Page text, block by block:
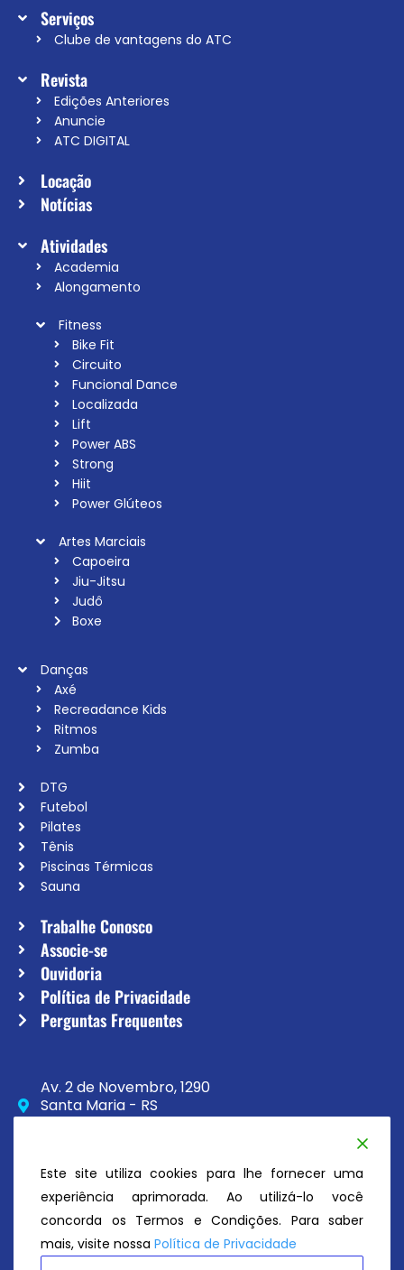
Serviços
Clube de vantagens do ATC
Revista
Edições Anteriores
Anuncie
ATC DIGITAL
Locação
Notícias
Atividades
Academia
Alongamento
Fitness
Bike Fit
Circuito
Funcional Dance
Localizada
Lift
Power ABS
Strong
Hiit
Power Glúteos
Artes Marciais
Capoeira
Jiu-Jitsu
Judô
Boxe
Danças
Axé
Recreadance Kids
Ritmos
Zumba
DTG
Futebol
Pilates
Tênis
Piscinas Térmicas
Sauna
Trabalhe Conosco
Associe-se
Ouvidoria
Política de Privacidade
Perguntas Frequentes
Av. 2 de Novembro, 1290
Santa Maria - RS
CEP 97020-230
secretaria@atc.esp.br
Este site utiliza cookies para lhe fornecer uma
experiência aprimorada. Ao utilizá-lo você
concorda os Termos e Condições. Para saber
mais, visite nossa Política de Privacidade